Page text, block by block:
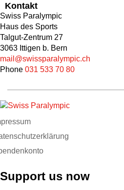
Kontakt
Swiss Paralympic
Haus des Sports
Talgut-Zentrum 27
3063 Ittigen b. Bern
mail@swissparalympic.ch
Phone 031 533 70 80
Support us now